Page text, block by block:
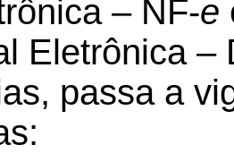
– NF-e
Eletrônica –
passa a